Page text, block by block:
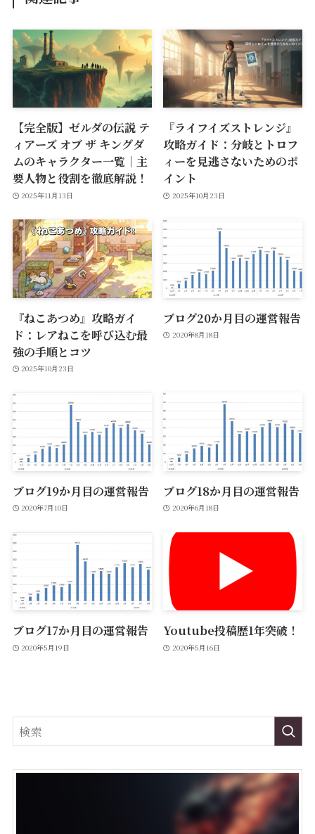
【完全版】ゼルダの伝説 テ
ィアーズ オブ ザ キングダ
ムのキャラクター一覧｜主
要人物と役割を徹底解説！
2025年11月13日
『ライフイズストレンジ』
攻略ガイド：分岐とトロフ
ィーを見逃さないためのポ
イント
2025年10月23日
『ねこあつめ』攻略ガイ
ド：レアねこを呼び込む最
強の手順とコツ
2025年10月23日
ブログ20か月目の運営報告
2020年8月18日
ブログ19か月目の運営報告
2020年7月10日
ブログ18か月目の運営報告
2020年6月18日
ブログ17か月目の運営報告
2020年5月19日
Youtube投稿歴1年突破！
2020年5月16日